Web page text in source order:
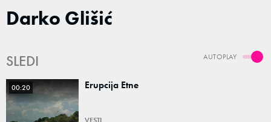
Darko Glišić
AUTOPLAY
SLEDI
00:20 Erupcija Etne
VESTI